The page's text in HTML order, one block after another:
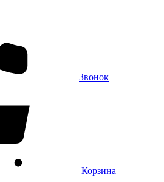
Звонок
Корзина